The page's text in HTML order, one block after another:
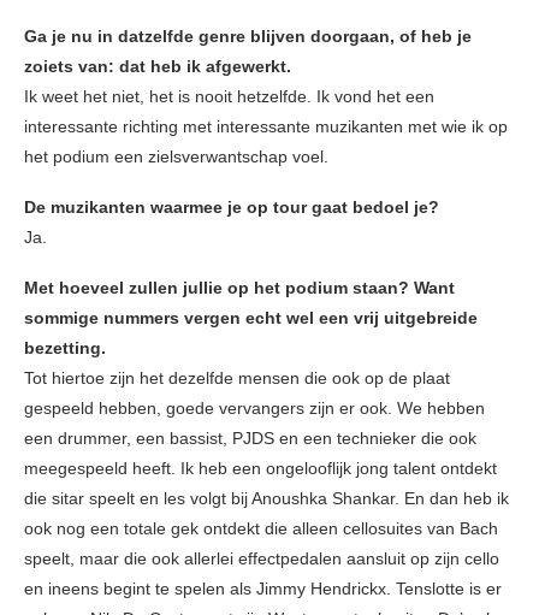
Ga je nu in datzelfde genre blijven doorgaan, of heb je
zoiets van: dat heb ik afgewerkt.
Ik weet het niet, het is nooit hetzelfde. Ik vond het een
interessante richting met interessante muzikanten met wie ik op
het podium een zielsverwantschap voel.
De muzikanten waarmee je op tour gaat bedoel je?
Ja.
Met hoeveel zullen jullie op het podium staan? Want
sommige nummers vergen echt wel een vrij uitgebreide
bezetting.
Tot hiertoe zijn het dezelfde mensen die ook op de plaat
gespeeld hebben, goede vervangers zijn er ook. We hebben
een drummer, een bassist, PJDS en een technieker die ook
meegespeeld heeft. Ik heb een ongelooflijk jong talent ontdekt
die sitar speelt en les volgt bij Anoushka Shankar. En dan heb ik
ook nog een totale gek ontdekt die alleen cellosuites van Bach
speelt, maar die ook allerlei effectpedalen aansluit op zijn cello
en ineens begint te spelen als Jimmy Hendrickx. Tenslotte is er